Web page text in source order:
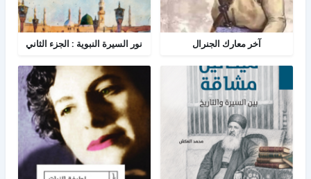
آخر معارك الجنرال نور السيرة النبوية : الجزء الثاني